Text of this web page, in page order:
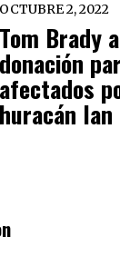
OCTUBRE 2, 2022
Tom Brady
donación
afectados
huracán Ian